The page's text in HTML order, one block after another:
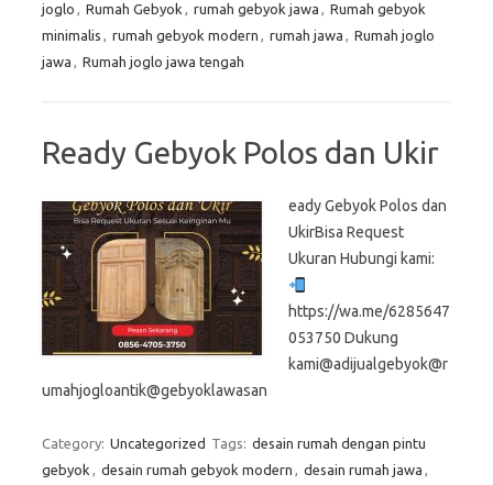
joglo , Rumah Gebyok , rumah gebyok jawa , Rumah gebyok
minimalis , rumah gebyok modern , rumah jawa , Rumah joglo
jawa , Rumah joglo jawa tengah
Ready Gebyok Polos dan Ukir
eady Gebyok Polos dan
UkirBisa Request
Ukuran Hubungi kami:
https://wa.me/6285647
053750 Dukung
kami@adijualgebyok@r
umahjogloantik@gebyoklawasan
Category: Uncategorized Tags: desain rumah dengan pintu
gebyok , desain rumah gebyok modern , desain rumah jawa ,